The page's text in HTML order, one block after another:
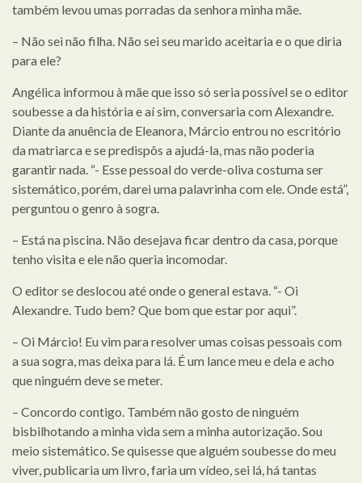
também levou umas porradas da senhora minha mãe.
– Não sei não filha. Não sei seu marido aceitaria e o que diria
para ele?
Angélica informou à mãe que isso só seria possível se o editor
soubesse a da história e aí sim, conversaria com Alexandre.
Diante da anuência de Eleanora, Márcio entrou no escritório
da matriarca e se predispôs a ajudá-la, mas não poderia
garantir nada. “- Esse pessoal do verde-oliva costuma ser
sistemático, porém, darei uma palavrinha com ele. Onde está”,
perguntou o genro à sogra.
– Está na piscina. Não desejava ficar dentro da casa, porque
tenho visita e ele não queria incomodar.
O editor se deslocou até onde o general estava. “- Oi
Alexandre. Tudo bem? Que bom que estar por aqui”.
– Oi Márcio! Eu vim para resolver umas coisas pessoais com
a sua sogra, mas deixa para lá. É um lance meu e dela e acho
que ninguém deve se meter.
– Concordo contigo. Também não gosto de ninguém
bisbilhotando a minha vida sem a minha autorização. Sou
meio sistemático. Se quisesse que alguém soubesse do meu
viver, publicaria um livro, faria um vídeo, sei lá, há tantas